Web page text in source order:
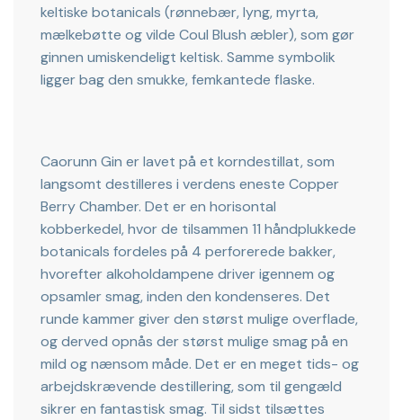
keltiske botanicals (rønnebær, lyng, myrta,
mælkebøtte og vilde Coul Blush æbler), som gør
ginnen umiskendeligt keltisk. Samme symbolik
ligger bag den smukke, femkantede flaske.
Caorunn Gin er lavet på et korndestillat, som
langsomt destilleres i verdens eneste Copper
Berry Chamber. Det er en horisontal
kobberkedel, hvor de tilsammen 11 håndplukkede
botanicals fordeles på 4 perforerede bakker,
hvorefter alkoholdampene driver igennem og
opsamler smag, inden den kondenseres. Det
runde kammer giver den størst mulige overflade,
og derved opnås der størst mulige smag på en
mild og nænsom måde. Det er en meget tids- og
arbejdskrævende destillering, som til gengæld
sikrer en fantastisk smag. Til sidst tilsættes